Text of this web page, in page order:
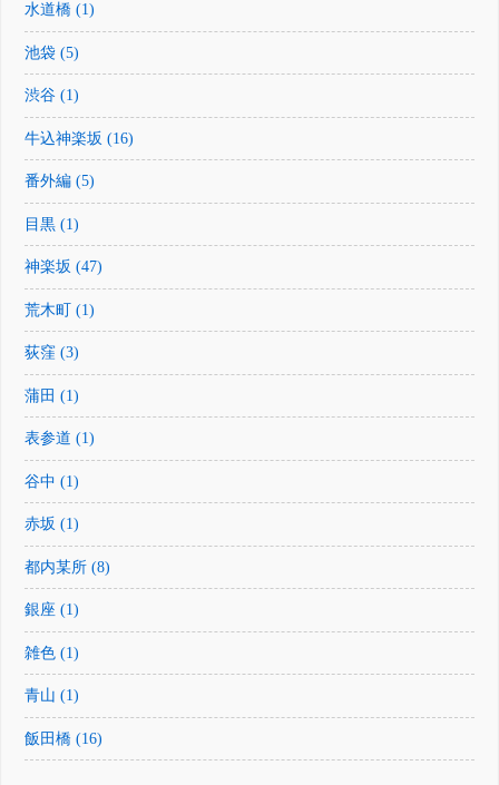
水道橋 (1)
池袋 (5)
渋谷 (1)
牛込神楽坂 (16)
番外編 (5)
目黒 (1)
神楽坂 (47)
荒木町 (1)
荻窪 (3)
蒲田 (1)
表参道 (1)
谷中 (1)
赤坂 (1)
都内某所 (8)
銀座 (1)
雑色 (1)
青山 (1)
飯田橋 (16)